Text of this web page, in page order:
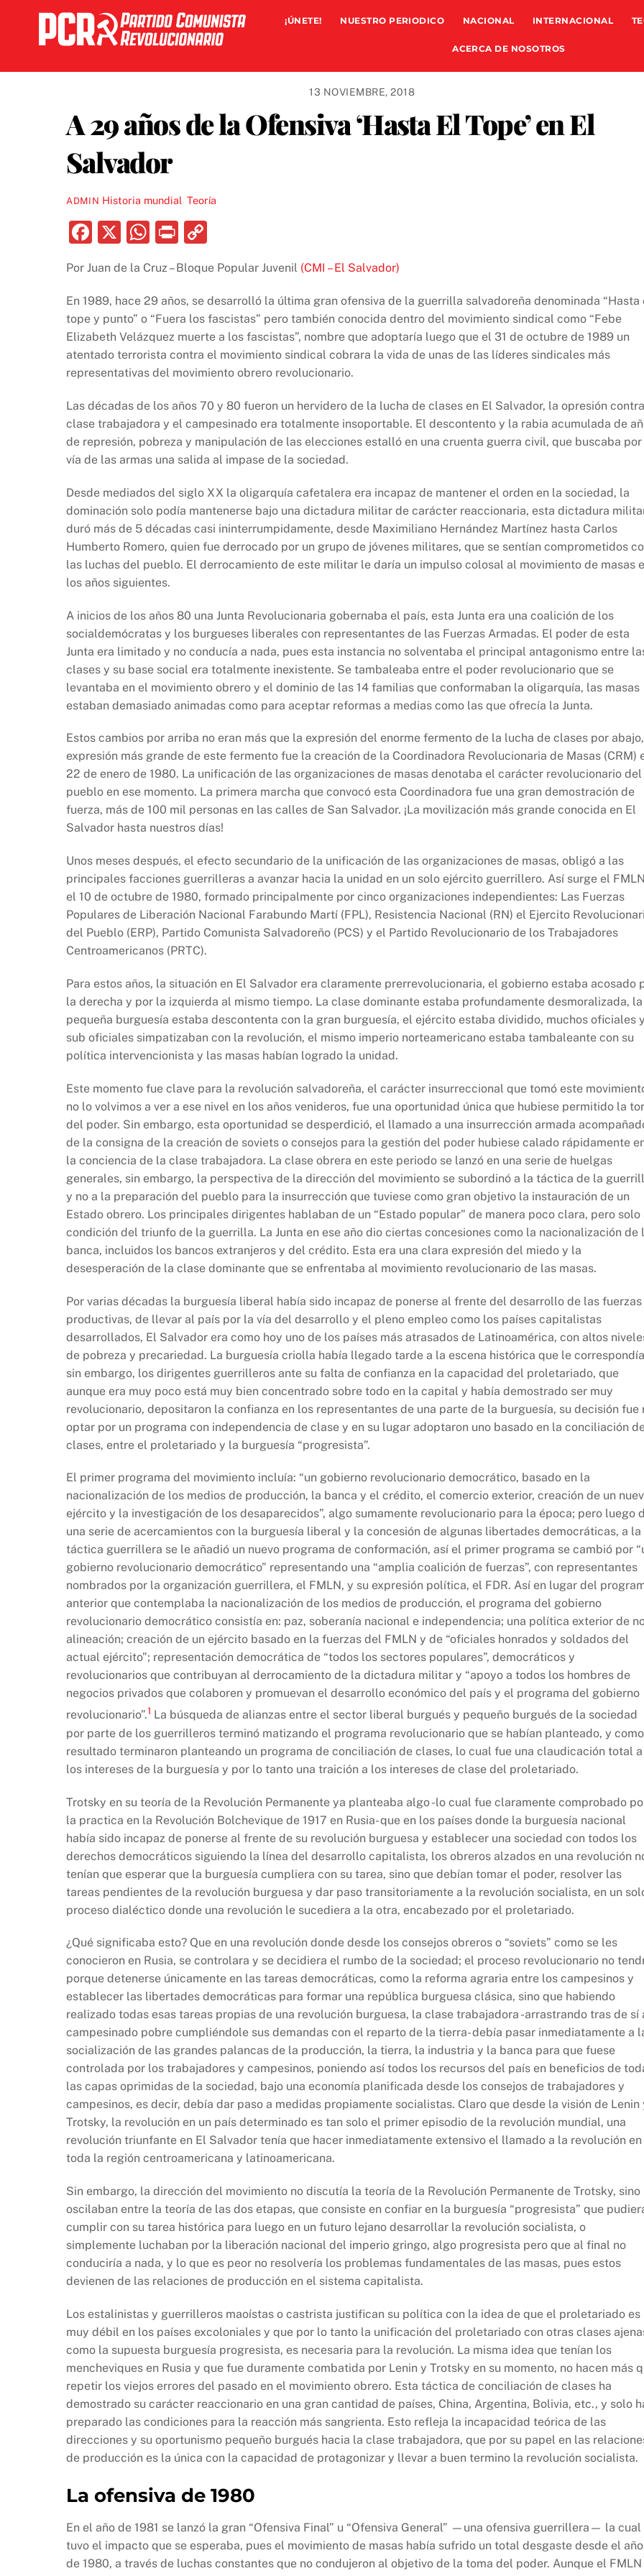
content
¡ÚNETE! NUESTRO PERIODICO NACIONAL INTERNACIONAL
ACERCA DE NOSOTROS
13 NOVIEMBRE, 2018
A 29 años de la Ofensiva ‘Hasta El Tope’ en El
Salvador
ADMIN Historia mundial ,Teoría
F
c
e
b
o
o
X
W
at
s
A
p
p
P
nt p
y
Li
n
k
Por Juan de la Cruz – Bloque Popular Juvenil (CMI – El Salvador)
En 1989, hace 29 años, se desarrolló la última gran ofensiva de la guerrilla salvadoreña denominada “Hasta
tope y punto” o “Fuera los fascistas” pero también conocida dentro del movimiento sindical como “Febe
Elizabeth Velázquez muerte a los fascistas”, nombre que adoptaría luego que el 31 de octubre de 1989 un
atentado terrorista contra el movimiento sindical cobrara la vida de unas de las líderes sindicales más
representativas del movimiento obrero revolucionario.
Las décadas de los años 70 y 80 fueron un hervidero de la lucha de clases en El Salvador, la opresión
clase trabajadora y el campesinado era totalmente insoportable. El descontento y la rabia acumulada de
de represión, pobreza y manipulación de las elecciones estalló en una cruenta guerra civil, que buscaba por
vía de las armas una salida al impase de la sociedad.
Desde mediados del siglo XX la oligarquía cafetalera era incapaz de mantener el orden en la sociedad, la
dominación solo podía mantenerse bajo una dictadura militar de carácter reaccionaria, esta dictadura
duró más de 5 décadas casi ininterrumpidamente, desde Maximiliano Hernández Martínez hasta Carlos
Humberto Romero, quien fue derrocado por un grupo de jóvenes militares, que se sentían comprometidos
las luchas del pueblo. El derrocamiento de este militar le daría un impulso colosal al movimiento de masas
los años siguientes.
A inicios de los años 80 una Junta Revolucionaria gobernaba el país, esta Junta era una coalición de los
socialdemócratas y los burgueses liberales con representantes de las Fuerzas Armadas. El poder de esta
Junta era limitado y no conducía a nada, pues esta instancia no solventaba el principal antagonismo entre
clases y su base social era totalmente inexistente. Se tambaleaba entre el poder revolucionario que se
levantaba en el movimiento obrero y el dominio de las 14 familias que conformaban la oligarquía, las masas
estaban demasiado animadas como para aceptar reformas a medias como las que ofrecía la Junta.
Estos cambios por arriba no eran más que la expresión del enorme fermento de la lucha de clases por
expresión más grande de este fermento fue la creación de la Coordinadora Revolucionaria de Masas (CRM)
22 de enero de 1980. La unificación de las organizaciones de masas denotaba el carácter revolucionario del
pueblo en ese momento. La primera marcha que convocó esta Coordinadora fue una gran demostración de
fuerza, más de 100 mil personas en las calles de San Salvador. ¡La movilización más grande conocida en El
Salvador hasta nuestros días!
Unos meses después, el efecto secundario de la unificación de las organizaciones de masas, obligó a las
principales facciones guerrilleras a avanzar hacia la unidad en un solo ejército guerrillero. Así surge el FMLN
el 10 de octubre de 1980, formado principalmente por cinco organizaciones independientes: Las Fuerzas
Populares de Liberación Nacional Farabundo Martí (FPL), Resistencia Nacional (RN) el Ejercito
del Pueblo (ERP), Partido Comunista Salvadoreño (PCS) y el Partido Revolucionario de los Trabajadores
Centroamericanos (PRTC).
Para estos años, la situación en El Salvador era claramente prerrevolucionaria, el gobierno estaba acosado
la derecha y por la izquierda al mismo tiempo. La clase dominante estaba profundamente desmoralizada, la
pequeña burguesía estaba descontenta con la gran burguesía, el ejército estaba dividido, muchos oficiales y
sub oficiales simpatizaban con la revolución, el mismo imperio norteamericano estaba tambaleante con su
política intervencionista y las masas habían logrado la unidad.
Este momento fue clave para la revolución salvadoreña, el carácter insurreccional que tomó este
no lo volvimos a ver a ese nivel en los años venideros, fue una oportunidad única que hubiese permitido la
del poder. Sin embargo, esta oportunidad se desperdició, el llamado a una insurrección armada
de la consigna de la creación de soviets o consejos para la gestión del poder hubiese calado rápidamente
la conciencia de la clase trabajadora. La clase obrera en este periodo se lanzó en una serie de huelgas
generales, sin embargo, la perspectiva de la dirección del movimiento se subordinó a la táctica de la
y no a la preparación del pueblo para la insurrección que tuviese como gran objetivo la instauración de un
Estado obrero. Los principales dirigentes hablaban de un “Estado popular” de manera poco clara, pero solo
condición del triunfo de la guerrilla. La Junta en ese año dio ciertas concesiones como la nacionalización de
banca, incluidos los bancos extranjeros y del crédito. Esta era una clara expresión del miedo y la
desesperación de la clase dominante que se enfrentaba al movimiento revolucionario de las masas.
Por varias décadas la burguesía liberal había sido incapaz de ponerse al frente del desarrollo de las fuerzas
productivas, de llevar al país por la vía del desarrollo y el pleno empleo como los países capitalistas
desarrollados, El Salvador era como hoy uno de los países más atrasados de Latinoamérica, con altos
de pobreza y precariedad. La burguesía criolla había llegado tarde a la escena histórica que le
sin embargo, los dirigentes guerrilleros ante su falta de confianza en la capacidad del proletariado, que
aunque era muy poco está muy bien concentrado sobre todo en la capital y había demostrado ser muy
revolucionario, depositaron la confianza en los representantes de una parte de la burguesía, su decisión fue
optar por un programa con independencia de clase y en su lugar adoptaron uno basado en la conciliación
clases, entre el proletariado y la burguesía “progresista”.
El primer programa del movimiento incluía: “un gobierno revolucionario democrático, basado en la
nacionalización de los medios de producción, la banca y el crédito, el comercio exterior, creación de un
ejército y la investigación de los desaparecidos”, algo sumamente revolucionario para la época; pero luego
una serie de acercamientos con la burguesía liberal y la concesión de algunas libertades democráticas, a la
táctica guerrillera se le añadió un nuevo programa de conformación, así el primer programa se cambió por
gobierno revolucionario democrático” representando una “amplia coalición de fuerzas”, con representantes
nombrados por la organización guerrillera, el FMLN, y su expresión política, el FDR. Así en lugar del
anterior que contemplaba la nacionalización de los medios de producción, el programa del gobierno
revolucionario democrático consistía en: paz, soberanía nacional e independencia; una política exterior de
alineación; creación de un ejército basado en la fuerzas del FMLN y de “oficiales honrados y soldados del
actual ejército”; representación democrática de “todos los sectores populares”, democráticos y
revolucionarios que contribuyan al derrocamiento de la dictadura militar y “apoyo a todos los hombres de
negocios privados que colaboren y promuevan el desarrollo económico del país y el programa del gobierno
revolucionario”.1 La búsqueda de alianzas entre el sector liberal burgués y pequeño burgués de la sociedad
por parte de los guerrilleros terminó matizando el programa revolucionario que se habían planteado, y como
resultado terminaron planteando un programa de conciliación de clases, lo cual fue una claudicación total a
los intereses de la burguesía y por lo tanto una traición a los intereses de clase del proletariado.
Trotsky en su teoría de la Revolución Permanente ya planteaba algo -lo cual fue claramente comprobado
la practica en la Revolución Bolchevique de 1917 en Rusia- que en los países donde la burguesía nacional
había sido incapaz de ponerse al frente de su revolución burguesa y establecer una sociedad con todos los
derechos democráticos siguiendo la línea del desarrollo capitalista, los obreros alzados en una revolución
tenían que esperar que la burguesía cumpliera con su tarea, sino que debían tomar el poder, resolver las
tareas pendientes de la revolución burguesa y dar paso transitoriamente a la revolución socialista, en un
proceso dialéctico donde una revolución le sucediera a la otra, encabezado por el proletariado.
¿Qué significaba esto? Que en una revolución donde desde los consejos obreros o “soviets” como se les
conocieron en Rusia, se controlara y se decidiera el rumbo de la sociedad; el proceso revolucionario no
porque detenerse únicamente en las tareas democráticas, como la reforma agraria entre los campesinos y
establecer las libertades democráticas para formar una república burguesa clásica, sino que habiendo
realizado todas esas tareas propias de una revolución burguesa, la clase trabajadora -arrastrando tras de sí
campesinado pobre cumpliéndole sus demandas con el reparto de la tierra- debía pasar inmediatamente a
socialización de las grandes palancas de la producción, la tierra, la industria y la banca para que fuese
controlada por los trabajadores y campesinos, poniendo así todos los recursos del país en beneficios de
las capas oprimidas de la sociedad, bajo una economía planificada desde los consejos de trabajadores y
campesinos, es decir, debía dar paso a medidas propiamente socialistas. Claro que desde la visión de Lenin
Trotsky, la revolución en un país determinado es tan solo el primer episodio de la revolución mundial, una
revolución triunfante en El Salvador tenía que hacer inmediatamente extensivo el llamado a la revolución en
toda la región centroamericana y latinoamericana.
Sin embargo, la dirección del movimiento no discutía la teoría de la Revolución Permanente de Trotsky, sino
oscilaban entre la teoría de las dos etapas, que consiste en confiar en la burguesía “progresista” que
cumplir con su tarea histórica para luego en un futuro lejano desarrollar la revolución socialista, o
simplemente luchaban por la liberación nacional del imperio gringo, algo progresista pero que al final no
conduciría a nada, y lo que es peor no resolvería los problemas fundamentales de las masas, pues estos
devienen de las relaciones de producción en el sistema capitalista.
Los estalinistas y guerrilleros maoístas o castrista justifican su política con la idea de que el proletariado es
muy débil en los países excoloniales y que por lo tanto la unificación del proletariado con otras clases
como la supuesta burguesía progresista, es necesaria para la revolución. La misma idea que tenían los
mencheviques en Rusia y que fue duramente combatida por Lenin y Trotsky en su momento, no hacen más
repetir los viejos errores del pasado en el movimiento obrero. Esta táctica de conciliación de clases ha
demostrado su carácter reaccionario en una gran cantidad de países, China, Argentina, Bolivia, etc., y solo
preparado las condiciones para la reacción más sangrienta. Esto refleja la incapacidad teórica de las
direcciones y su oportunismo pequeño burgués hacia la clase trabajadora, que por su papel en las
de producción es la única con la capacidad de protagonizar y llevar a buen termino la revolución socialista.
La ofensiva de 1980
En el año de 1981 se lanzó la gran “Ofensiva Final” u “Ofensiva General” —una ofensiva guerrillera— la cual
tuvo el impacto que se esperaba, pues el movimiento de masas había sufrido un total desgaste desde el año
de 1980, a través de luchas constantes que no condujeron al objetivo de la toma del poder. Aunque el FMLN